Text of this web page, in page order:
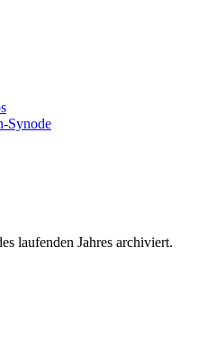
Synode
laufenden Jahres archiviert.